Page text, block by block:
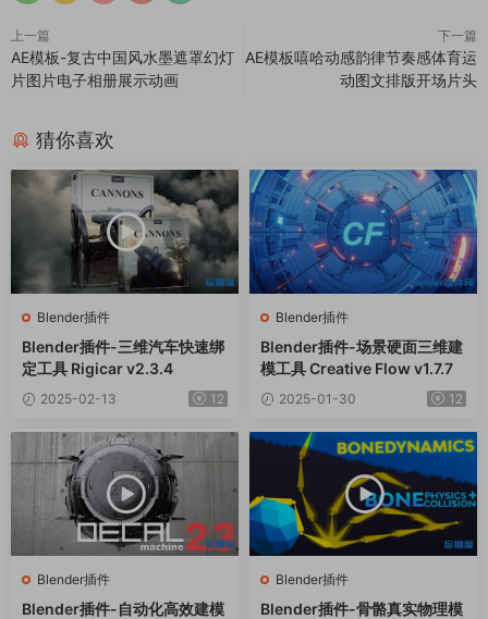
上一篇
AE模板-复古中国风水墨遮罩幻灯
片图片电子相册展示动画
下一篇
AE模板嘻哈动感韵律节奏感体育运
动图文排版开场片头
猜你喜欢
Blender插件
Blender插件-三维汽车快速绑
定工具 Rigicar v2.3.4
2025-02-13 12
Blender插件
Blender插件-场景硬面三维建
模工具 Creative Flow v1.7.7
2025-01-30 12
Blender插件
Blender插件-自动化高效建模
Blender插件
Blender插件-骨骼真实物理模